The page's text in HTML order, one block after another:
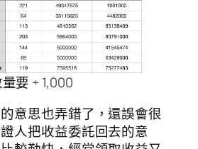
要 ÷ 1,000
意思也弄錯了，還誤會很
人把收益委託回去的意